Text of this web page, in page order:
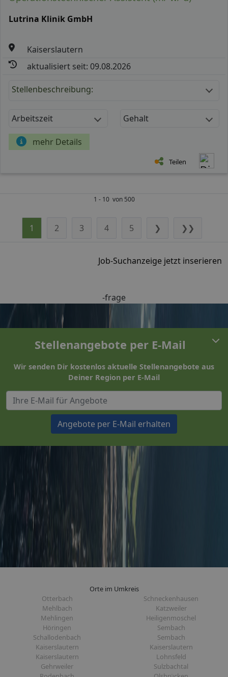
Lutrina Klinik GmbH
Kaiserslautern
aktualisiert seit: 09.08.2026
Stellenbeschreibung:
Arbeitszeit Gehalt
mehr Details
Teilen
1 - 10 von 500
1 2 3 4 5 ❯ ❯❯
Job-Suchanzeige jetzt inserieren
-frage
Stellenangebote per E-Mail
Wir senden Dir kostenlos aktuelle Stellenangebote aus
Deiner Region per E-Mail
Angebote per E-Mail erhalten
Orte im Umkreis
Otterbach
Schneckenhausen
Mehlbach
Katzweiler
Mehlingen
Heiligenmoschel
Höringen
Sembach
Schallodenbach
Sembach
Kaiserslautern
Kaiserslautern
Kaiserslautern
Lohnsfeld
Gehrweiler
Sulzbachtal